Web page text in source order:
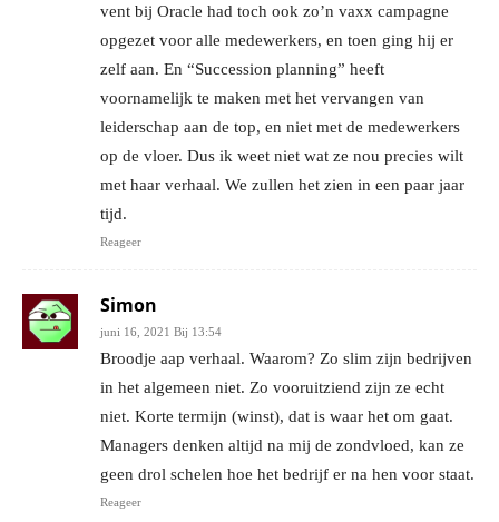
vent bij Oracle had toch ook zo’n vaxx campagne
opgezet voor alle medewerkers, en toen ging hij er
zelf aan. En “Succession planning” heeft
voornamelijk te maken met het vervangen van
leiderschap aan de top, en niet met de medewerkers
op de vloer. Dus ik weet niet wat ze nou precies wilt
met haar verhaal. We zullen het zien in een paar jaar
tijd.
Reageer
Simon
juni 16, 2021 Bij 13:54
Broodje aap verhaal. Waarom? Zo slim zijn bedrijven
in het algemeen niet. Zo vooruitziend zijn ze echt
niet. Korte termijn (winst), dat is waar het om gaat.
Managers denken altijd na mij de zondvloed, kan ze
geen drol schelen hoe het bedrijf er na hen voor staat.
Reageer